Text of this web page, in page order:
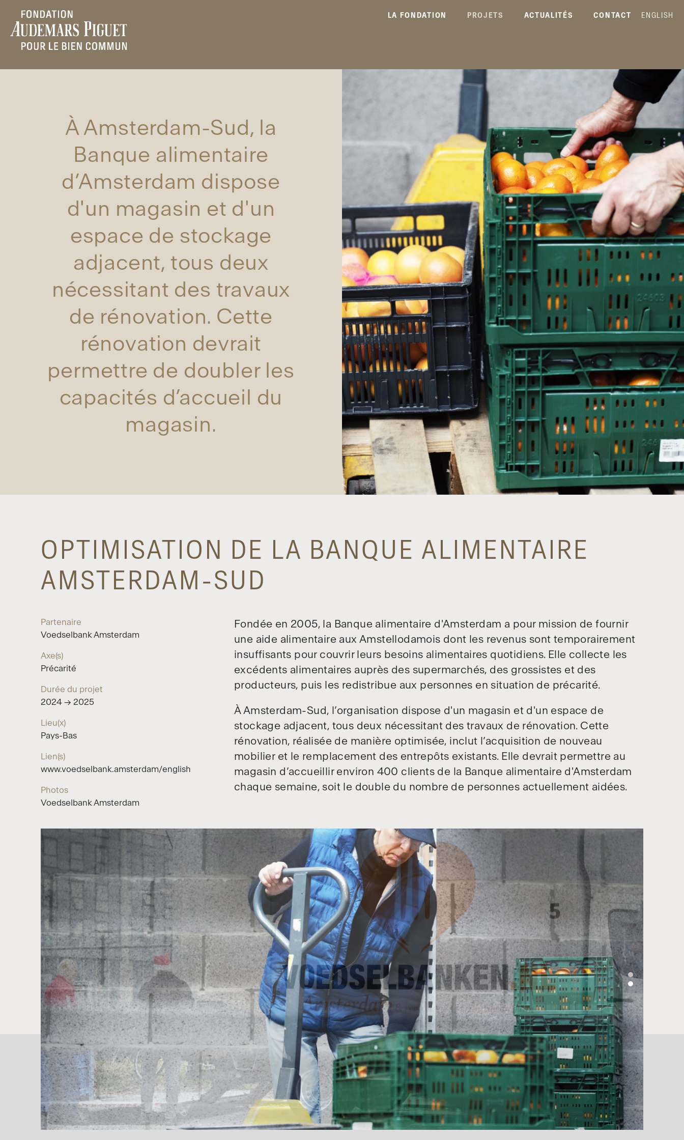
LA FONDATION PROJETS ACTUALITÉS CONTACT ENGLISH
À Amsterdam-Sud, la
Banque alimentaire
d’Amsterdam dispose
d'un magasin et d'un
espace de stockage
adjacent, tous deux
nécessitant des travaux
de rénovation. Cette
rénovation devrait
permettre de doubler les
capacités d’accueil du
magasin.
OPTIMISATION DE LA BANQUE ALIMENTAIRE
AMSTERDAM-SUD
Partenaire
Voedselbank Amsterdam
Axe(s)
Précarité
Durée du projet
2024 → 2025
Lieu(x)
Pays-Bas
Lien(s)
www.voedselbank.amsterdam/english
Photos
Voedselbank Amsterdam
Fondée en 2005, la Banque alimentaire d'Amsterdam a pour mission de fournir
une aide alimentaire aux Amstellodamois dont les revenus sont temporairement
insuffisants pour couvrir leurs besoins alimentaires quotidiens. Elle collecte les
excédents alimentaires auprès des supermarchés, des grossistes et des
producteurs, puis les redistribue aux personnes en situation de précarité.
À Amsterdam-Sud, l’organisation dispose d'un magasin et d'un espace de
stockage adjacent, tous deux nécessitant des travaux de rénovation. Cette
rénovation, réalisée de manière optimisée, inclut l’acquisition de nouveau
mobilier et le remplacement des entrepôts existants. Elle devrait permettre au
magasin d’accueillir environ 400 clients de la Banque alimentaire d'Amsterdam
chaque semaine, soit le double du nombre de personnes actuellement aidées.